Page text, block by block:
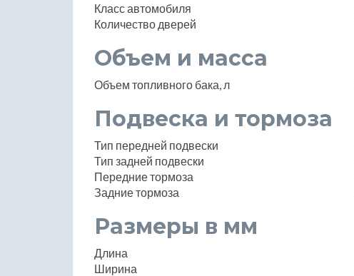
Класс автомобиля
Количество дверей
Объем и масса
Объем топливного бака, л
Подвеска и тормоза
Тип передней подвески
Тип задней подвески
Передние тормоза
Задние тормоза
Размеры в мм
Длина
Ширина